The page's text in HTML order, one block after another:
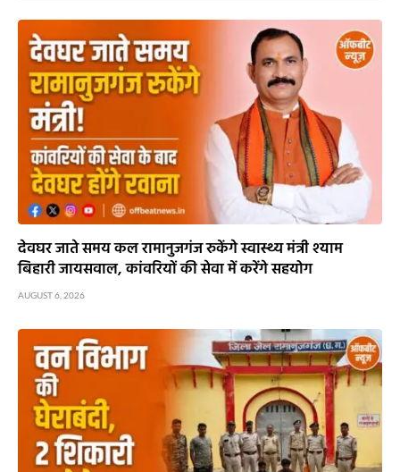
देवघर जाते समय कल रामानुजगंज रुकेंगे स्वास्थ्य मंत्री श्याम
बिहारी जायसवाल, कांवरियों की सेवा में करेंगे सहयोग
AUGUST 6, 2026